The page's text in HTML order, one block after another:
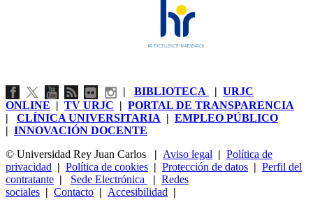
| BIBLIOTECA | URJC
ONLINE | TV URJC | PORTAL DE TRANSPARENCIA
| CLÍNICA UNIVERSITARIA | EMPLEO PÚBLICO
| INNOVACIÓN DOCENTE
© Universidad Rey Juan Carlos
| Aviso legal | Política de
privacidad | Política de cookies | Protección de datos | Perfil del
contratante | Sede Electrónica | Redes
sociales | Contacto | Accesibilidad |